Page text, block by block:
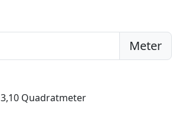
Meter
3,10 Quadratmeter